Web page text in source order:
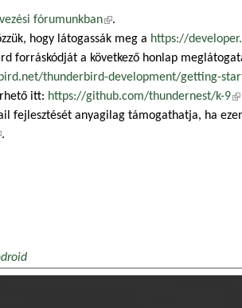
fórumunkban(külső hivatkozás)
.
hogy látogassák meg a https://
forráskódját a következő honlap
thunderbird-development/getting-
itt: https://github.com/thundernest/k-9
fejlesztését anyagilag támogathatja, ha
hivatkozás)
.